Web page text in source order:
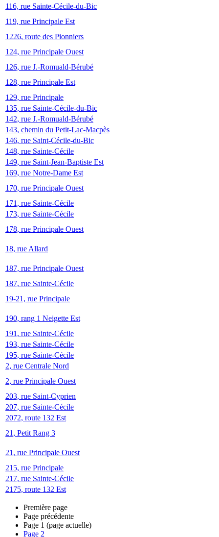
116, rue Sainte-Cécile-du-Bic
119, rue Principale Est
1226, route des Pionniers
124, rue Principale Ouest
126, rue J.-Romuald-Bérubé
128, rue Principale Est
129, rue Principale
135, rue Sainte-Cécile-du-Bic
142, rue J.-Romuald-Bérubé
143, chemin du Petit-Lac-Macpès
146, rue Saint-Cécile-du-Bic
148, rue Sainte-Cécile
149, rue Saint-Jean-Baptiste Est
169, rue Notre-Dame Est
170, rue Principale Ouest
171, rue Sainte-Cécile
173, rue Sainte-Cécile
178, rue Principale Ouest
18, rue Allard
187, rue Principale Ouest
187, rue Sainte-Cécile
19-21, rue Principale
190, rang 1 Neigette Est
191, rue Sainte-Cécile
193, rue Sainte-Cécile
195, rue Sainte-Cécile
2, rue Centrale Nord
2, rue Principale Ouest
203, rue Saint-Cyprien
207, rue Sainte-Cécile
2072, route 132 Est
21, Petit Rang 3
21, rue Principale Ouest
215, rue Principale
217, rue Sainte-Cécile
2175, route 132 Est
Première page
Page précédente
Page 1 (page actuelle)
Page 2